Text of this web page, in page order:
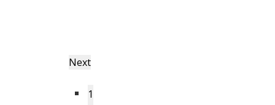
Next
1